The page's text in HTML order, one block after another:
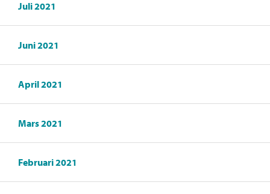
Juli 2021
Juni 2021
April 2021
Mars 2021
Februari 2021